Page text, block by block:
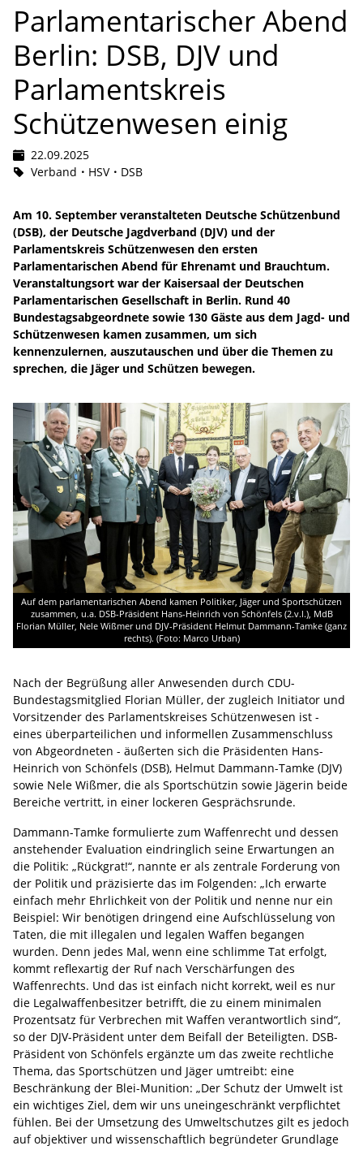
Parlamentarischer Abend
Berlin: DSB, DJV und
Parlamentskreis
Schützenwesen einig
22.09.2025
Verband
HSV DSB
Am 10. September veranstalteten Deutsche Schützenbund
(DSB), der Deutsche Jagdverband (DJV) und der
Parlamentskreis Schützenwesen den ersten
Parlamentarischen Abend für Ehrenamt und Brauchtum.
Veranstaltungsort war der Kaisersaal der Deutschen
Parlamentarischen Gesellschaft in Berlin. Rund 40
Bundestagsabgeordnete sowie 130 Gäste aus dem Jagd- und
Schützenwesen kamen zusammen, um sich
kennenzulernen, auszutauschen und über die Themen zu
sprechen, die Jäger und Schützen bewegen.
Auf dem parlamentarischen Abend kamen Politiker, Jäger und Sportschützen
zusammen, u.a. DSB-Präsident Hans-Heinrich von Schönfels (2.v.l.), MdB
Florian Müller, Nele Wißmer und DJV-Präsident Helmut Dammann-Tamke (ganz
rechts). (Foto: Marco Urban)
Nach der Begrüßung aller Anwesenden durch CDU-
Bundestagsmitglied Florian Müller, der zugleich Initiator und
Vorsitzender des Parlamentskreises Schützenwesen ist -
eines überparteilichen und informellen Zusammenschluss
von Abgeordneten - äußerten sich die Präsidenten Hans-
Heinrich von Schönfels (DSB), Helmut Dammann-Tamke (DJV)
sowie Nele Wißmer, die als Sportschützin sowie Jägerin beide
Bereiche vertritt, in einer lockeren Gesprächsrunde.
Dammann-Tamke formulierte zum Waffenrecht und dessen
anstehender Evaluation eindringlich seine Erwartungen an
die Politik: „Rückgrat!“, nannte er als zentrale Forderung von
der Politik und präzisierte das im Folgenden: „Ich erwarte
einfach mehr Ehrlichkeit von der Politik und nenne nur ein
Beispiel: Wir benötigen dringend eine Aufschlüsselung von
Taten, die mit illegalen und legalen Waffen begangen
wurden. Denn jedes Mal, wenn eine schlimme Tat erfolgt,
kommt reflexartig der Ruf nach Verschärfungen des
Waffenrechts. Und das ist einfach nicht korrekt, weil es nur
die Legalwaffenbesitzer betrifft, die zu einem minimalen
Prozentsatz für Verbrechen mit Waffen verantwortlich sind“,
so der DJV-Präsident unter dem Beifall der Beteiligten. DSB-
Präsident von Schönfels ergänzte um das zweite rechtliche
Thema, das Sportschützen und Jäger umtreibt: eine
Beschränkung der Blei-Munition: „Der Schutz der Umwelt ist
ein wichtiges Ziel, dem wir uns uneingeschränkt verpflichtet
fühlen. Bei der Umsetzung des Umweltschutzes gilt es jedoch
auf objektiver und wissenschaftlich begründeter Grundlage